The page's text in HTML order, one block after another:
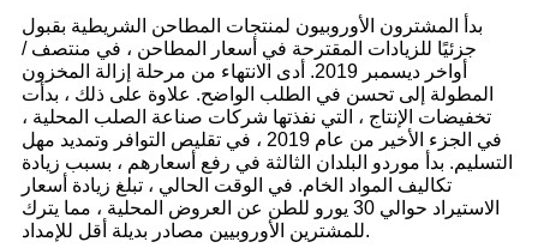
بدأ المشترون الأوروبيون لمنتجات المطاحن الشريطية بقبول
جزئيًا للزيادات المقترحة في أسعار المطاحن ، في منتصف /
أواخر ديسمبر 2019. أدى الانتهاء من مرحلة إزالة المخزون
المطولة إلى تحسن في الطلب الواضح. علاوة على ذلك ، بدأت
تخفيضات الإنتاج ، التي نفذتها شركات صناعة الصلب المحلية ،
في الجزء الأخير من عام 2019 ، في تقليص التوافر وتمديد مهل
التسليم. بدأ موردو البلدان الثالثة في رفع أسعارهم ، بسبب زيادة
تكاليف المواد الخام. في الوقت الحالي ، تبلغ زيادة أسعار
الاستيراد حوالي 30 يورو للطن عن العروض المحلية ، مما يترك
للمشترين الأوروبيين مصادر بديلة أقل للإمداد.